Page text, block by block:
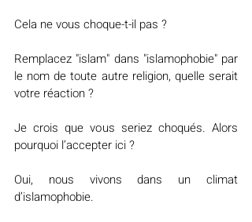
Cela ne vous choque-t-il pas ?
Remplacez "islam" dans "islamophobie" par
le nom de toute autre religion, quelle serait
votre réaction ?
Je crois que vous seriez choqués. Alors
pourquoi l’accepter ici ?
Oui, nous vivons dans un climat
d’islamophobie.